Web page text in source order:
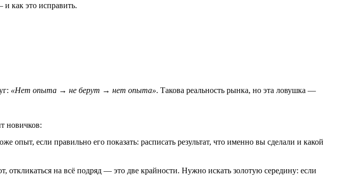
как это исправить.
«Нет опыта → не берут → нет опыта». Такова реальность рынка, но эта ловушка —
новичков:
опыт, если правильно его показать: расписать результат, что именно вы сделали и какой
откликаться на всё подряд — это две крайности. Нужно искать золотую середину: если